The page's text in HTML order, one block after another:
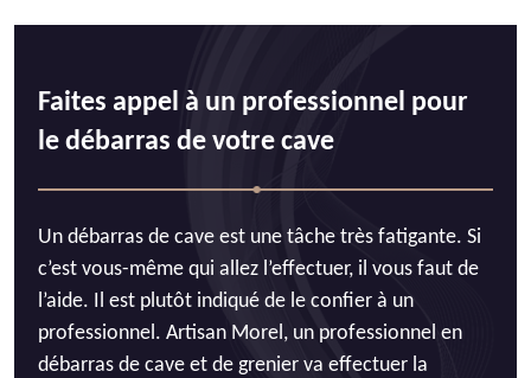
Faites appel à un professionnel pour
le débarras de votre cave
Un débarras de cave est une tâche très fatigante. Si
c’est vous-même qui allez l’effectuer, il vous faut de
l’aide. Il est plutôt indiqué de le confier à un
professionnel. Artisan Morel, un professionnel en
débarras de cave et de grenier va effectuer la